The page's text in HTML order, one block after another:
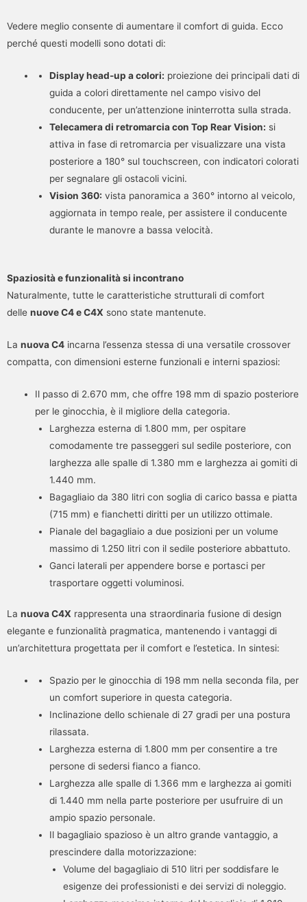
Vedere meglio consente di aumentare il comfort di guida. Ecco
perché questi modelli sono dotati di:
Display head-up a colori: proiezione dei principali dati di
guida a colori direttamente nel campo visivo del
conducente, per un’attenzione ininterrotta sulla strada.
Telecamera di retromarcia con Top Rear Vision: si
attiva in fase di retromarcia per visualizzare una vista
posteriore a 180° sul touchscreen, con indicatori colorati
per segnalare gli ostacoli vicini.
Vision 360: vista panoramica a 360° intorno al veicolo,
aggiornata in tempo reale, per assistere il conducente
durante le manovre a bassa velocità.
Spaziosità e funzionalità si incontrano
Naturalmente, tutte le caratteristiche strutturali di comfort
delle nuove C4 e C4X sono state mantenute.
La nuova C4 incarna l’essenza stessa di una versatile crossover
compatta, con dimensioni esterne funzionali e interni spaziosi:
Il passo di 2.670 mm, che offre 198 mm di spazio posteriore
per le ginocchia, è il migliore della categoria.
Larghezza esterna di 1.800 mm, per ospitare
comodamente tre passeggeri sul sedile posteriore, con
larghezza alle spalle di 1.380 mm e larghezza ai gomiti di
1.440 mm.
Bagagliaio da 380 litri con soglia di carico bassa e piatta
(715 mm) e fianchetti diritti per un utilizzo ottimale.
Pianale del bagagliaio a due posizioni per un volume
massimo di 1.250 litri con il sedile posteriore abbattuto.
Ganci laterali per appendere borse e portasci per
trasportare oggetti voluminosi.
La nuova C4X rappresenta una straordinaria fusione di design
elegante e funzionalità pragmatica, mantenendo i vantaggi di
un’architettura progettata per il comfort e l’estetica. In sintesi:
Spazio per le ginocchia di 198 mm nella seconda fila, per
un comfort superiore in questa categoria.
Inclinazione dello schienale di 27 gradi per una postura
rilassata.
Larghezza esterna di 1.800 mm per consentire a tre
persone di sedersi fianco a fianco.
Larghezza alle spalle di 1.366 mm e larghezza ai gomiti
di 1.440 mm nella parte posteriore per usufruire di un
ampio spazio personale.
Il bagagliaio spazioso è un altro grande vantaggio, a
prescindere dalla motorizzazione:
Volume del bagagliaio di 510 litri per soddisfare le
esigenze dei professionisti e dei servizi di noleggio.